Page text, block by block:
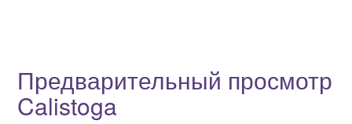
Предварительный просмотр
Calistoga